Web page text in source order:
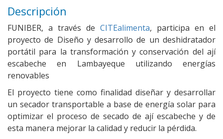
Descripción
FUNIBER, a través de CITEalimenta, participa en el
proyecto de Diseño y desarrollo de un deshidratador
portátil para la transformación y conservación del ají
escabeche en Lambayeque utilizando energías
renovables
El proyecto tiene como finalidad diseñar y desarrollar
un secador transportable a base de energía solar para
optimizar el proceso de secado de ají escabeche y de
esta manera mejorar la calidad y reducir la pérdida.